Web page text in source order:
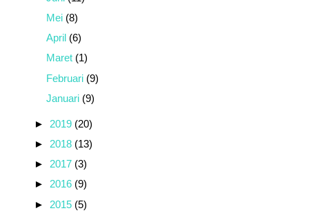
Mei (8)
April (6)
Maret (1)
Februari (9)
Januari (9)
► 2019 (20)
► 2018 (13)
► 2017 (3)
► 2016 (9)
► 2015 (5)